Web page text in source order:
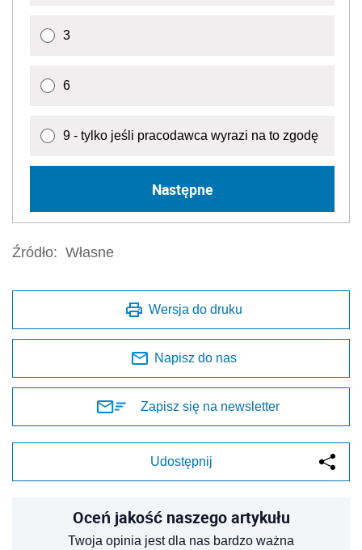
3
6
9 - tylko jeśli pracodawca wyrazi na to zgodę
Następne
Źródło: Własne
Wersja do druku
Napisz do nas
Zapisz się na newsletter
Udostępnij
Oceń jakość naszego artykułu
Twoja opinia jest dla nas bardzo ważna